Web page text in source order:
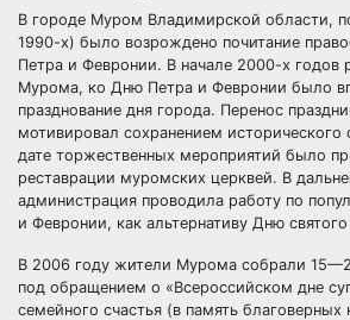
В городе Муром Владимирской области,
1990-х) было возрождено почитание
Петра и Февронии. В начале 2000-х годов
Мурома, ко Дню Петра и Февронии было
празднование дня города. Перенос
мотивировал сохранением исторического
дате торжественных мероприятий было
реставрации муромских церквей. В
администрация проводила работу по
и Февронии, как альтернативу Дню святого
В 2006 году жители Мурома собрали
под обращением о «Всероссийском дне
семейного счастья (в память благоверных